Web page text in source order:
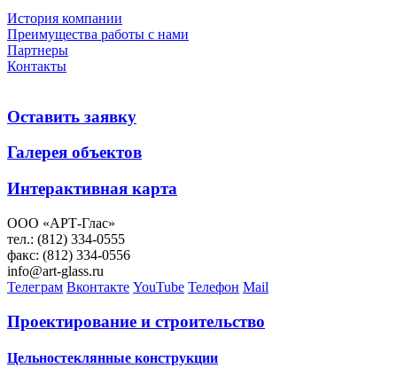
История компании
Преимущества работы с нами
Партнеры
Контакты
Оставить заявку
Галерея объектов
Интерактивная карта
ООО «АРТ-Глас»
тел.: (812) 334-0555
факс: (812) 334-0556
info@art-glass.ru
Телеграм Вконтакте YouTube Телефон Mail
Проектирование и строительство
Цельностеклянные конструкции